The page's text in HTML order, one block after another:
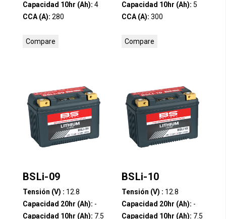
Capacidad 10hr (Ah): 4
CCA (A): 280
Compare
Capacidad 10hr (Ah): 5
CCA (A): 300
Compare
BSLi-09
Tensión (V) : 12.8
Capacidad 20hr (Ah): -
Capacidad 10hr (Ah): 7.5
BSLi-10
Tensión (V) : 12.8
Capacidad 20hr (Ah): -
Capacidad 10hr (Ah): 7.5